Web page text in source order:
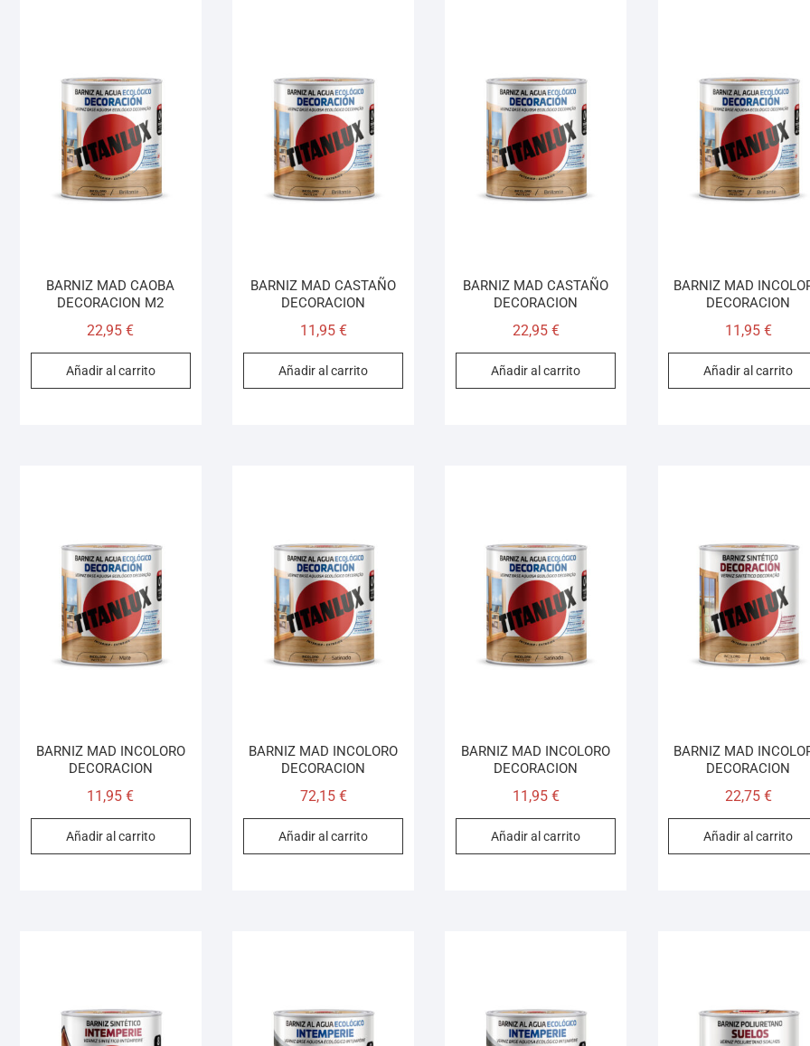
BARNIZ MAD CAOBA
DECORACION M2
22,95€
Añadir al carrito
BARNIZ MAD CASTAÑO
DECORACION
11,95 €
Añadir al carrito
BARNIZ MAD CASTAÑO
DECORACION
22,95 €
Añadir al carrito
BARNIZ MAD
DECORACION
11,95 €
Añadir al carrito
BARNIZ MAD INCOLORO
DECORACION
11,95€
Añadir al carrito
BARNIZ MAD INCOLORO
DECORACION
72,15 €
Añadir al carrito
BARNIZ MAD INCOLORO
DECORACION
11,95 €
Añadir al carrito
BARNIZ MAD
DECORACION
22,75 €
Añadir al carrito